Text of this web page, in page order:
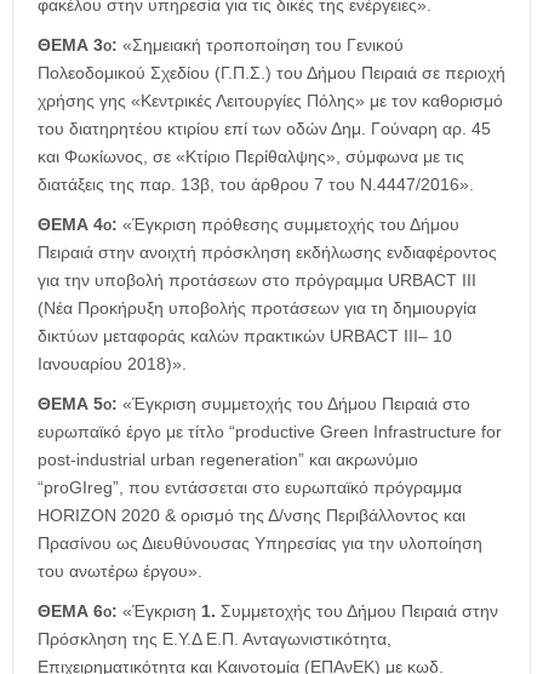
φακέλου στην υπηρεσία για τις δικές της ενέργειες».
ΘΕΜΑ 3ο: «Σημειακή τροποποίηση του Γενικού
Πολεοδομικού Σχεδίου (Γ.Π.Σ.) του Δήμου Πειραιά σε περιοχή
χρήσης γης «Κεντρικές Λειτουργίες Πόλης» με τον καθορισμό
του διατηρητέου κτιρίου επί των οδών Δημ. Γούναρη αρ. 45
και Φωκίωνος, σε «Κτίριο Περίθαλψης», σύμφωνα με τις
διατάξεις της παρ. 13β, του άρθρου 7 του Ν.4447/2016».
ΘΕΜΑ 4ο: «Έγκριση πρόθεσης συμμετοχής του Δήμου
Πειραιά στην ανοιχτή πρόσκληση εκδήλωσης ενδιαφέροντος
για την υποβολή προτάσεων στο πρόγραμμα URBACT III
(Νέα Προκήρυξη υποβολής προτάσεων για τη δημιουργία
δικτύων μεταφοράς καλών πρακτικών URBACT III– 10
Ιανουαρίου 2018)».
ΘΕΜΑ 5ο: «Έγκριση συμμετοχής του Δήμου Πειραιά στο
ευρωπαϊκό έργο με τίτλο “productive Green Infrastructure for
post-industrial urban regeneration” και ακρωνύμιο
“proGIreg”, που εντάσσεται στο ευρωπαϊκό πρόγραμμα
HORIZON 2020 & ορισμό της Δ/νσης Περιβάλλοντος και
Πρασίνου ως Διευθύνουσας Υπηρεσίας για την υλοποίηση
του ανωτέρω έργου».
ΘΕΜΑ 6ο: «Έγκριση 1. Συμμετοχής του Δήμου Πειραιά στην
Πρόσκληση της Ε.Υ.Δ Ε.Π. Ανταγωνιστικότητα,
Επιχειρηματικότητα και Καινοτομία (ΕΠΑνΕΚ) με κωδ.